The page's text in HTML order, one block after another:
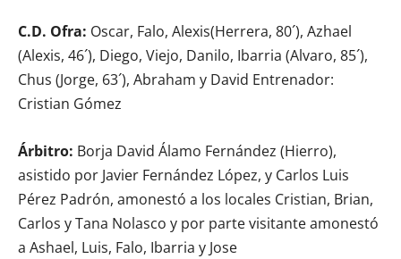
C.D. Ofra: Oscar, Falo, Alexis(Herrera, 80´), Azhael
(Alexis, 46´), Diego, Viejo, Danilo, Ibarria (Alvaro, 85´),
Chus (Jorge, 63´), Abraham y David Entrenador:
Cristian Gómez
Árbitro: Borja David Álamo Fernández (Hierro),
asistido por Javier Fernández López, y Carlos Luis
Pérez Padrón, amonestó a los locales Cristian, Brian,
Carlos y Tana Nolasco y por parte visitante amonestó
a Ashael, Luis, Falo, Ibarria y Jose